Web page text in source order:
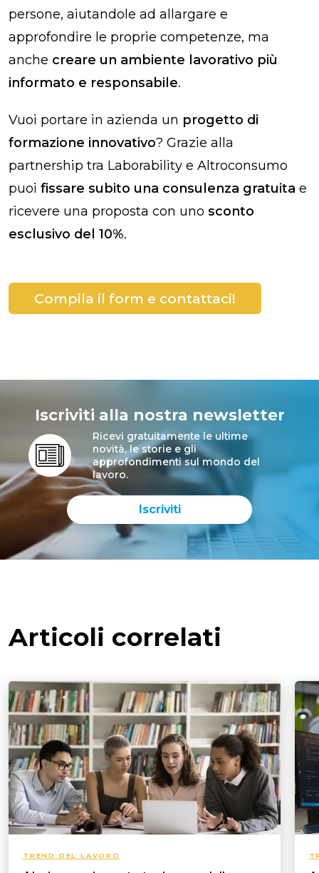
persone, aiutandole ad allargare e
approfondire le proprie competenze, ma
anche creare un ambiente lavorativo più
informato e responsabile.
Vuoi portare in azienda un progetto di
formazione innovativo? Grazie alla
partnership tra Laborability e Altroconsumo
puoi fissare subito una consulenza gratuita e
ricevere una proposta con uno sconto
esclusivo del 10%.
Compila il form e contattaci!
Iscriviti alla nostra newsletter
Ricevi gratuitamente le ultime
novità, le storie e gli
approfondimenti sul mondo del
lavoro.
Iscriviti
Articoli correlati
TREND DEL LAVORO